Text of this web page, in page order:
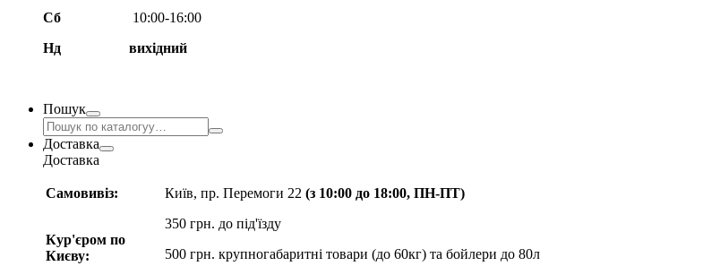
Сб
10:00-16:00
Нд вихідний
Пошук
Доставка
Доставка
Самовивіз:
Кур'єром по
Києву:
Київ, пр. Перемоги 22 (з 10:00 до 18:00, ПН-ПТ)
350 грн. до під'їзду
500 грн. крупногабаритні товари (до 60кг) та бойлери до 80л